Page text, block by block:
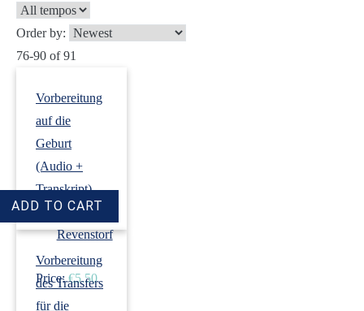
Order by:
76-90 of 91
Vorbereitung
auf die
Geburt
(Audio +
Transkript)
›Dirk
Revenstorf
Price: €5.50
Vorbereitung
des Transfers
für die